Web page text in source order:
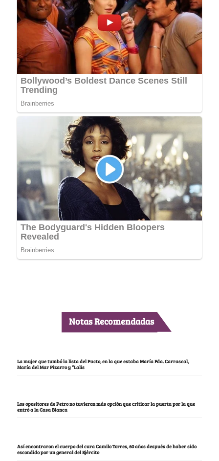
Notas Recomendadas
La mujer que tumbó la lista del Pacto, en la que estaba María Fda. Carrascal,
María del Mar Pizarro y “Lalis
Los opositores de Petro no tuvieron más opción que criticar la puerta por la que
entró a la Casa Blanca
Así encontraron el cuerpo del cura Camilo Torres, 60 años después de haber sido
escondido por un general del Ejército